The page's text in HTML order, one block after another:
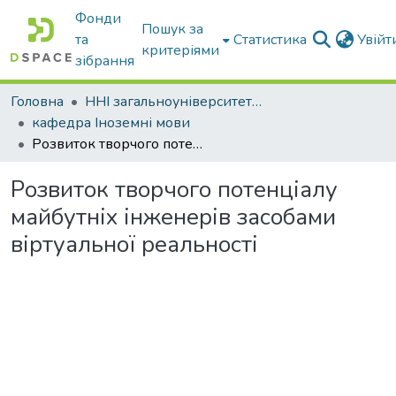
Фонди
та
зібрання
Пошук за
критеріями
Статистика
Головна
ННІ загальноуніверситетської підготовки
кафедра Іноземні мови
Розвиток творчого потенціалу майбутніх інженерів засобами віртуальної реальності
Розвиток творчого потенціалу
майбутніх інженерів засобами
віртуальної реальності